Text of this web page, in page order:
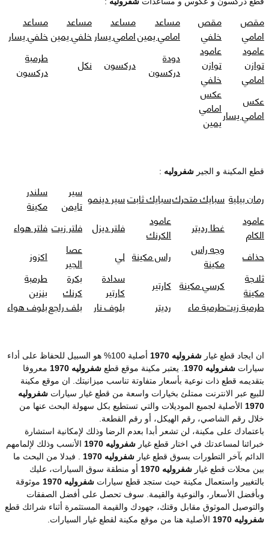
مقص
امامي
مقص
خلفي
مساعد
امامي يمين
مساعد
امامي يسار
مساعد
خلفي يمين
مساعد
خلفي يسار
عامود
توازن
امامي
عامود
توازن
خلفي
دودة
دركسون
دركسون نكل
طرمبة
دركسون
عكس
امامي يسار
عكس
امامي
يمين
قطع المكينة و الجير شفروليه :
رمان بيلية سبايك متحركسبايك ثابتسير دينمو سير
تايمن
سلندر
مكينة
عامود
الكام
غطا رديتر
عامود
الكرنك
فلتر ديزل فلتر زيت فلتر هواء
حذاف
وجه راس
مكينة
راس مكينة لي
عصا
الجير
اكزوز
ثلاجة
مكينة
كرسي مكينة كارتير
سدادة
كارتير
بكرة
كرنك
طرمبة
بنزين
طرمبة زيتطرمبة ماء رديتر بلوف نار بلف راجعبلوف هواء
ان ايجاد قطع غيار شفروليه 1970
أصلية 100% هو السبيل للحفاظ على أداء
سيارات شفروليه 1970 . يعتبر مكينة موقع قطع شفروليه 1970
معروفا
بتقديمه قطع ذات نوعية بأسعار متفاوتة تناسب ميزانيتك. ان موقع مكينة
للبيع عبر الانترنت ممتلئ بخيارات واسعة من قطع غيار سيارات شفروليه
1970 الأصلية لجميع الموديلات والتي تستطيع بكل سهولة البحث عنها من
خلال رقم الشاصي، رقم الهيكل، أو رقم القطعة.
باعتمادك على مكينة، لن تشعر أبدا بعدم الرضا وذلك لإمكانية استشارة
خبرائنا لمساعدتك في اختار قطع غيار شفروليه 1970
الأنسب وذلك لإلمامهم
الدائم بآخر التطورات بسوق قطع غيار شفروليه 1970
. فبدلا من البحث ما
بين محلات قطع غيار شفروليه 1970
أو منطقة سوق السيارات، عليك
بالتغيير واستعمال مكينة حيث ستجد قطع سيارات شفروليه 1970
موثوقة
وبأفضل الأسعار، والنوعية والقيمة. سوف تحصل على أفضل الصفقات
والتوصيل الموثوق مقابل وقتك، جهودك والقيمة المستثمرة أثناء شرائك قطع
شفروليه 1970
الأصلية هنا من موقع مكينة لقطع غيار السيارات.